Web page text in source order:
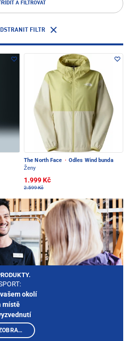
TŘÍDIT A FILTROVAT
FILTR
The North Face · Odles Wind bunda
Ženy
1.999 Kč
2.599 Kč
okolí
místě
VYBRAT PRODEJNU A ZOBRAZIT PRODUKTY